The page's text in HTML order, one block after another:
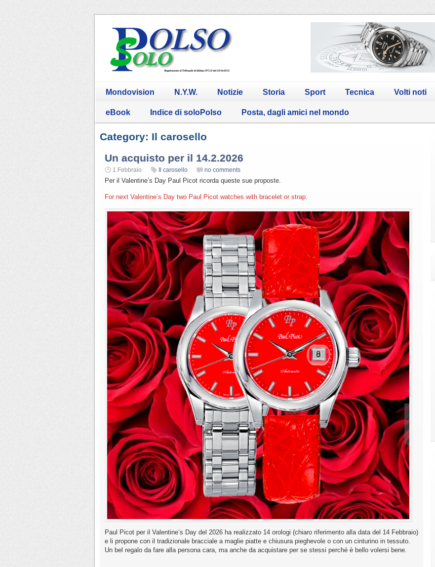
Mondovision N.Y.W. Notizie Storia Sport Tecnica Volti noti
eBook Indice di soloPolso Posta, dagli amici nel mondo
Category: Il carosello
Un acquisto per il 14.2.2026
1 Febbraio Il carosello no comments
Per il Valentine’s Day Paul Picot ricorda queste sue proposte.
For next Valentine’s Day two Paul Picot watches with bracelet or strap.
Paul Picot per il Valentine’s Day del 2026 ha realizzato 14 orologi (chiaro riferimento alla data del 14 Febbraio)
e li propone con il tradizionale bracciale a maglie piatte e chiusura pieghevole o con un cinturino in tessuto.
Un bel regalo da fare alla persona cara, ma anche da acquistare per se stessi perché è bello volersi bene.